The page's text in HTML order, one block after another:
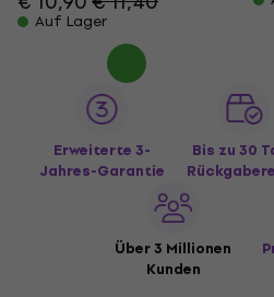
Auf Lager
Erweiterte 3-
Jahres-Garantie
Bis zu 30
Über 3 Millionen
Kunden